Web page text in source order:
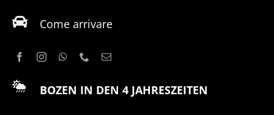
Come arrivare
BOZEN IN DEN 4 JAHRESZEITEN